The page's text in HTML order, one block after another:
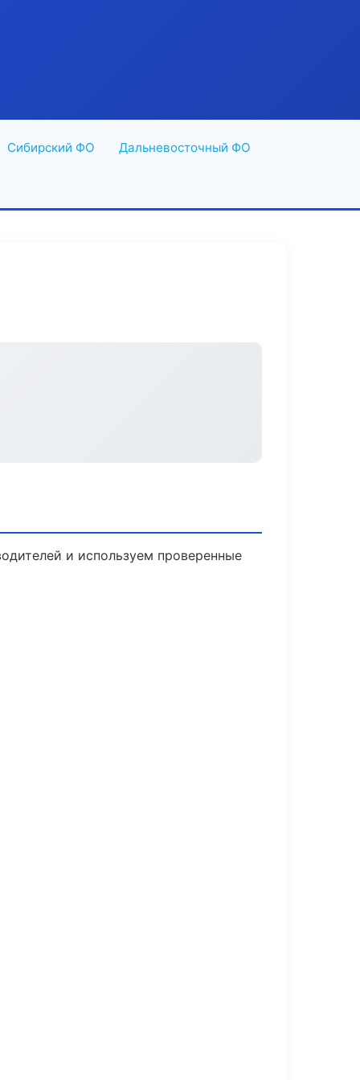
Сибирский ФО Дальневосточный ФО
и используем проверенные